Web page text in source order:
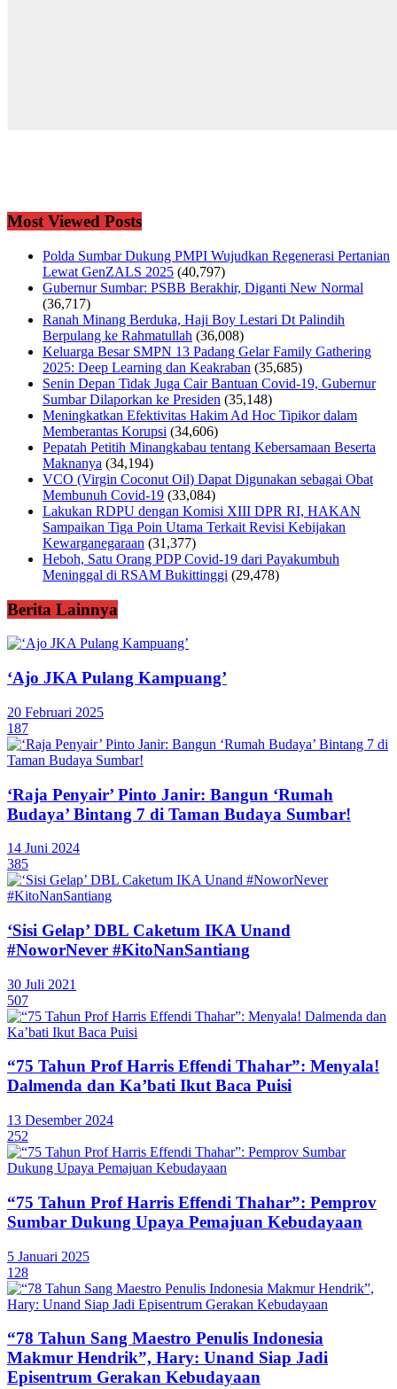
Most Viewed Posts
Polda Sumbar Dukung PMPI Wujudkan Regenerasi Pertanian
Lewat GenZALS 2025 (40,797)
Gubernur Sumbar: PSBB Berakhir, Diganti New Normal
(36,717)
Ranah Minang Berduka, Haji Boy Lestari Dt Palindih
Berpulang ke Rahmatullah (36,008)
Keluarga Besar SMPN 13 Padang Gelar Family Gathering
2025: Deep Learning dan Keakraban (35,685)
Senin Depan Tidak Juga Cair Bantuan Covid-19, Gubernur
Sumbar Dilaporkan ke Presiden (35,148)
Meningkatkan Efektivitas Hakim Ad Hoc Tipikor dalam
Memberantas Korupsi (34,606)
Pepatah Petitih Minangkabau tentang Kebersamaan Beserta
Maknanya (34,194)
VCO (Virgin Coconut Oil) Dapat Digunakan sebagai Obat
Membunuh Covid-19 (33,084)
Lakukan RDPU dengan Komisi XIII DPR RI, HAKAN
Sampaikan Tiga Poin Utama Terkait Revisi Kebijakan
Kewarganegaraan (31,377)
Heboh, Satu Orang PDP Covid-19 dari Payakumbuh
Meninggal di RSAM Bukittinggi (29,478)
Berita Lainnya
‘Ajo JKA Pulang Kampuang’
20 Februari 2025
187
‘Raja Penyair’ Pinto Janir: Bangun ‘Rumah
Budaya’ Bintang 7 di Taman Budaya Sumbar!
14 Juni 2024
385
‘Sisi Gelap’ DBL Caketum IKA Unand
#NoworNever #KitoNanSantiang
30 Juli 2021
507
“75 Tahun Prof Harris Effendi Thahar”: Menyala!
Dalmenda dan Ka’bati Ikut Baca Puisi
13 Desember 2024
252
“75 Tahun Prof Harris Effendi Thahar”: Pemprov
Sumbar Dukung Upaya Pemajuan Kebudayaan
5 Januari 2025
128
“78 Tahun Sang Maestro Penulis Indonesia
Makmur Hendrik”, Hary: Unand Siap Jadi
Episentrum Gerakan Kebudayaan